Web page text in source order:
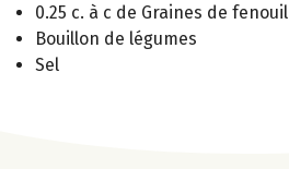
0.25 c. à c de Graines de fenouil
Bouillon de légumes
Sel